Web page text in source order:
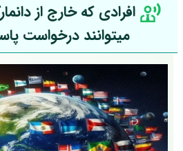
افرادی که خارج از
میتوانند درخواست